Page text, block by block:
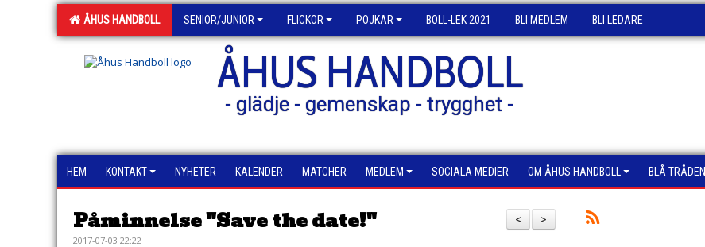
ÅHUS HANDBOLL SENIOR/JUNIOR FLICKOR POJKAR BOLL-LEK 2021 BLI MEDLEM BLI LEDARE
ÅHUS HANDBOLL
- glädje - gemenskap - trygghet -
HEM KONTAKT NYHETER KALENDER MATCHER MEDLEM SOCIALA MEDIER OM ÅHUS HANDBOLL BLÅ TRÅDEN
>
<
Påminnelse "Save the date!"
2017-07-03 22:22